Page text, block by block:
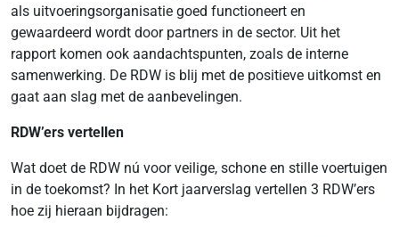
als uitvoeringsorganisatie goed functioneert en
gewaardeerd wordt door partners in de sector. Uit het
rapport komen ook aandachtspunten, zoals de interne
samenwerking. De RDW is blij met de positieve uitkomst en
gaat aan slag met de aanbevelingen.
RDW’ers vertellen
Wat doet de RDW nú voor veilige, schone en stille voertuigen
in de toekomst? In het Kort jaarverslag vertellen 3 RDW’ers
hoe zij hieraan bijdragen: